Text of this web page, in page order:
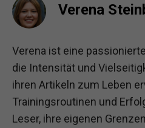
Verena
Verena ist eine
die Intensität und
ihren Artikeln zum Leben
Trainingsroutinen und
Leser, ihre eigenen